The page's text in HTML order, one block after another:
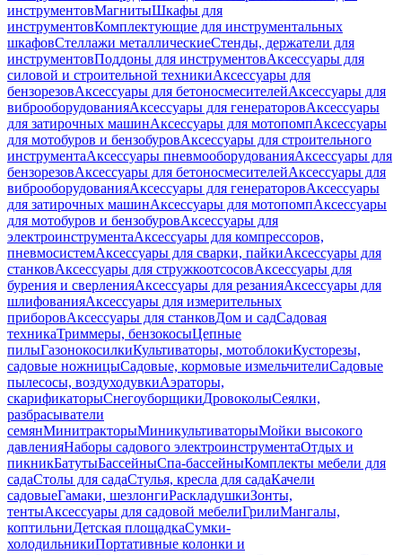
инструментовМагнитыШкафы для
инструментовКомплектующие для инструментальных
шкафовСтеллажи металлическиеСтенды, держатели для
инструментовПоддоны для инструментовАксессуары для
силовой и строительной техникиАксессуары для
бензорезовАксессуары для бетоносмесителейАксессуары для
виброоборудованияАксессуары для генераторовАксессуары
для затирочных машинАксессуары для мотопомпАксессуары
для мотобуров и бензобуровАксессуары для строительного
инструментаАксессуары пневмооборудованияАксессуары для
бензорезовАксессуары для бетоносмесителейАксессуары для
виброоборудованияАксессуары для генераторовАксессуары
для затирочных машинАксессуары для мотопомпАксессуары
для мотобуров и бензобуровАксессуары для
электроинструментаАксессуары для компрессоров,
пневмосистемАксессуары для сварки, пайкиАксессуары для
станковАксессуары для стружкоотсосовАксессуары для
бурения и сверленияАксессуары для резанияАксессуары для
шлифованияАксессуары для измерительных
приборовАксессуары для станковДом и садСадовая
техникаТриммеры, бензокосыЦепные
пилыГазонокосилкиКультиваторы, мотоблокиКусторезы,
садовые ножницыСадовые, кормовые измельчителиСадовые
пылесосы, воздуходувкиАэраторы,
скарификаторыСнегоуборщикиДровоколыСеялки,
разбрасыватели
семянМинитракторыМиникультиваторыМойки высокого
давленияНаборы садового электроинструментаОтдых и
пикникБатутыБассейныСпа-бассейныКомплекты мебели для
садаСтолы для садаСтулья, кресла для садаКачели
садовыеГамаки, шезлонгиРаскладушкиЗонты,
тентыАксессуары для садовой мебелиГрилиМангалы,
коптильниДетская площадкаСумки-
холодильникиПортативные колонки и